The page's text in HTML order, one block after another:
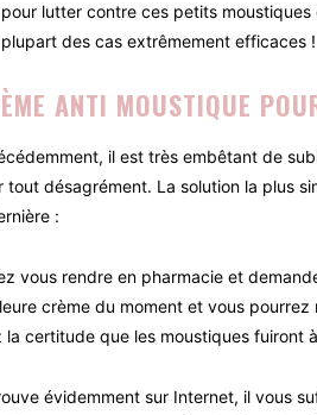
lutter contre ces petits
des cas extrêmement
ANTI MOUSTIQUE
il est très embêtant de
désagrément. La solution la plus
:
vous rendre en pharmacie et
crème du moment et vous
certitude que les moustiques fuiront
évidemment sur Internet, il vous